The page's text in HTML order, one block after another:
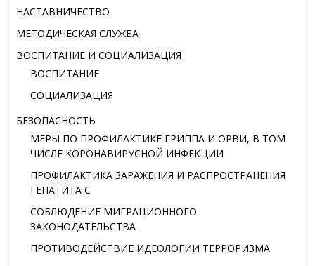
НАСТАВНИЧЕСТВО
МЕТОДИЧЕСКАЯ СЛУЖБА
ВОСПИТАНИЕ И СОЦИАЛИЗАЦИЯ
ВОСПИТАНИЕ
СОЦИАЛИЗАЦИЯ
БЕЗОПАСНОСТЬ
МЕРЫ ПО ПРОФИЛАКТИКЕ ГРИППА И ОРВИ, В ТОМ
ЧИСЛЕ КОРОНАВИРУСНОЙ ИНФЕКЦИИ
ПРОФИЛАКТИКА ЗАРАЖЕНИЯ И РАСПРОСТРАНЕНИЯ
ГЕПАТИТА С
СОБЛЮДЕНИЕ МИГРАЦИОННОГО
ЗАКОНОДАТЕЛЬСТВА
ПРОТИВОДЕЙСТВИЕ ИДЕОЛОГИИ ТЕРРОРИЗМА